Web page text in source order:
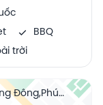
BBQ
trời
Đông,Phú